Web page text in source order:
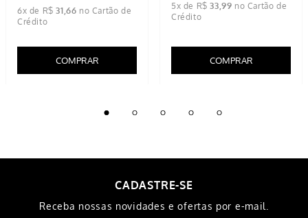
6x de R$ 31,66
COMPRAR
5x de R$ 33,99
COMPRAR
CADASTRE-SE
Receba nossas novidades e ofertas por e-mail.